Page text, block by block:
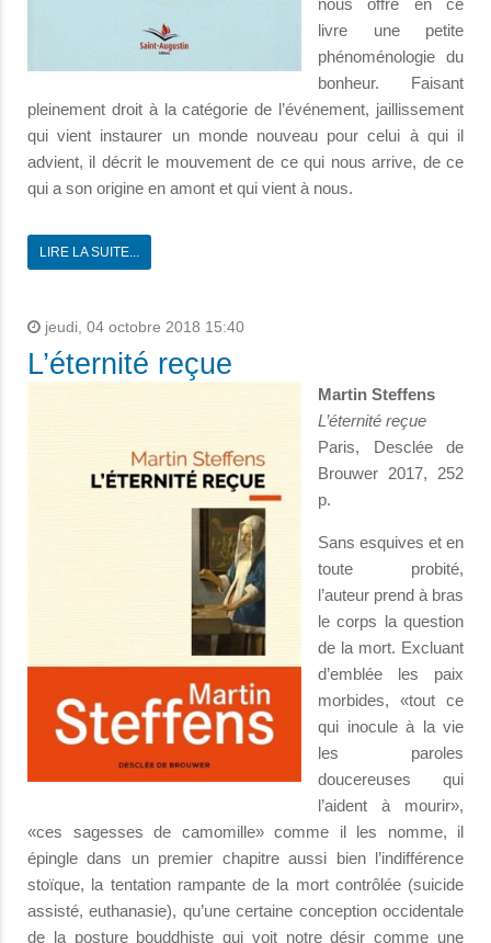
nous offre en ce
livre une petite
phénoménologie du
bonheur. Faisant
pleinement droit à la catégorie de l’événement, jaillissement
qui vient instaurer un monde nouveau pour celui à qui il
advient, il décrit le mouvement de ce qui nous arrive, de ce
qui a son origine en amont et qui vient à nous.
LIRE LA SUITE...
jeudi, 04 octobre 2018 15:40
L’éternité reçue
Martin Steffens
L’éternité reçue
Paris, Desclée de
Brouwer 2017, 252
p.
Sans esquives et en
toute probité,
l’auteur prend à bras
le corps la question
de la mort. Excluant
d’emblée les paix
morbides, «tout ce
qui inocule à la vie
les paroles
doucereuses qui
l’aident à mourir»,
«ces sagesses de camomille» comme il les nomme, il
épingle dans un premier chapitre aussi bien l’indifférence
stoïque, la tentation rampante de la mort contrôlée (suicide
assisté, euthanasie), qu’une certaine conception occidentale
de la posture bouddhiste qui voit notre désir comme une